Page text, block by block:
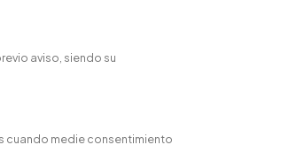
aviso, siendo su
cuando medie consentimiento